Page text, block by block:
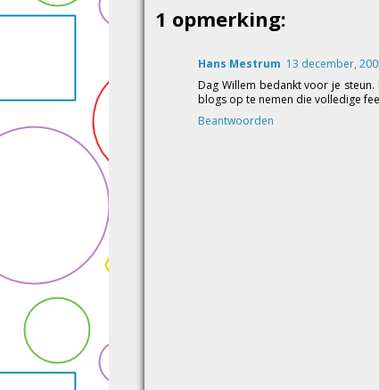
1 opmerking:
Hans Mestrum 13 december,
Dag Willem bedankt voor je
blogs op te nemen die volledige
Beantwoorden